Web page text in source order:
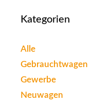
Kategorien
Alle
Gebrauchtwagen
Gewerbe
Neuwagen